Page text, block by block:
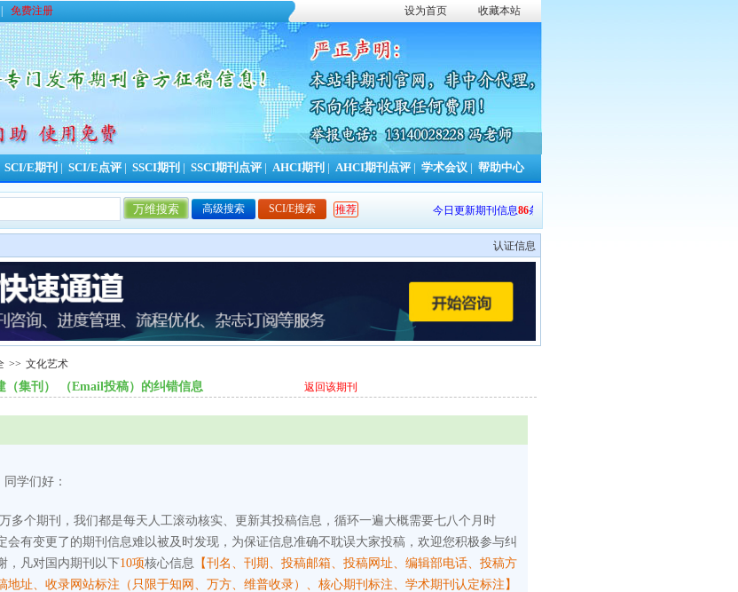
免费注册 设为首页 收藏本站
SCI/E期刊 SCI/E点评 SSCI期刊 SSCI期刊点评 AHCI期刊 AHCI期刊点评 学术会议 帮助中心
高级搜索 SCI/E搜索 推荐 今日更新期刊信息86条，本周累计更新
认证信息
>> 文化艺术
（集刊） （Email投稿）的纠错信息 返回该期刊
学们好：
多个期刊，我们都是每天人工滚动核实、更新其投稿信息，循环一遍大概需要七八个月时
会有变更了的期刊信息难以被及时发现，为保证信息准确不耽误大家投稿，欢迎您积极参与纠
，凡对国内期刊以下10项核心信息 【刊名、刊期、投稿邮箱、投稿网址、编辑部电话、投稿方
地址、收录网站标注（只限于知网、万方、维普收录）、核心期刊标注、学术期刊认定标注】